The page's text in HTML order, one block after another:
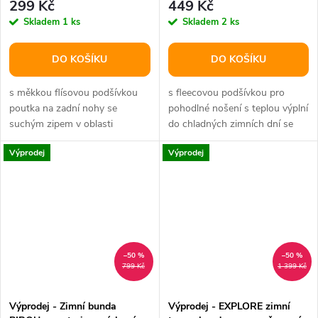
299 Kč
Skladem 1 ks
DO KOŠÍKU
s měkkou flísovou podšívkou
poutka na zadní nohy se
suchým zipem v oblasti
hrudníku reflexní prvky
materiál:nylon...
38cm
449 Kč
Skladem 2 ks
DO KOŠÍKU
s fleecovou podšívkou pro
pohodlné nošení s teplou výplní
do chladných zimních dní se
dvěma voděodolnými zipy pro...
Výprodej
799 Kč
–50 %
Výprodej - Zimní bunda
Výprodej
1 399 Kč
–50 %
Výprodej - EXPLORE zimní